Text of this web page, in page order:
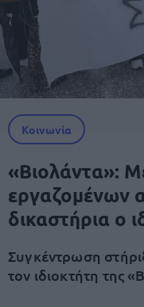
Κοινωνία
«Βιολάντα»:
εργαζομένων
δικαστήρια ο
Συγκέντρωση
τον ιδιοκτήτη της